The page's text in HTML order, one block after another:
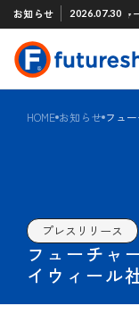
お知らせ
アプリ 「STAFF START
2026.07.30
フューチャー
HOME お知らせ
プレスリリース
フューチャ
イウィール